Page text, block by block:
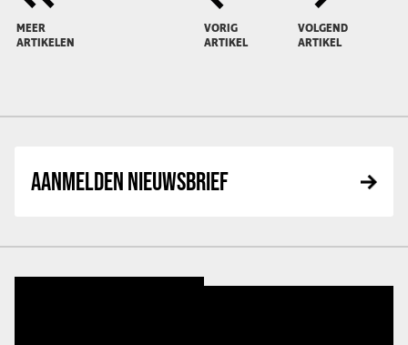
MEER
ARTIKELEN
VORIG
ARTIKEL
VOLGEND
ARTIKEL
AANMELDEN NIEUWSBRIEF